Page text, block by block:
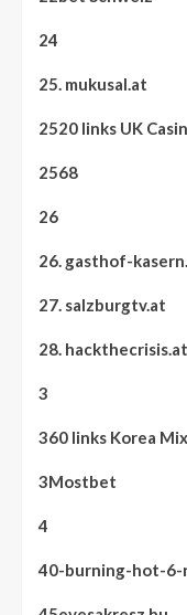
24
25. mukusal.at
2520 links UK
2568
26
26. gasthof-
27. salzburgtv.at
28. hackthecrisis.at
3
360 links Korea Mix
3Mostbet
4
40-burning-hot-6-